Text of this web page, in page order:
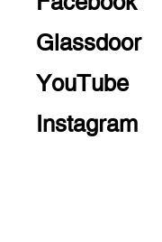
Glassdoor
YouTube
Instagram